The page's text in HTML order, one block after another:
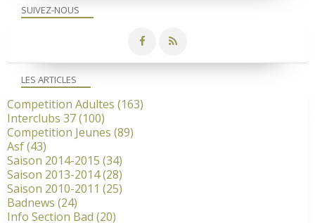
SUIVEZ-NOUS
LES ARTICLES
Competition Adultes (163)
Interclubs 37(100)
Competition Jeunes (89)
Asf(43)
Saison 2014-2015 (34)
Saison 2013-2014(28)
Saison 2010-2011 (25)
Badnews (24)
Info Section Bad (20)